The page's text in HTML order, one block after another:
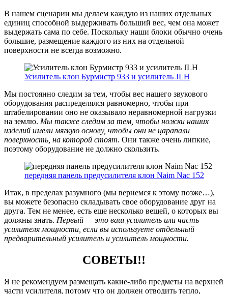
В нашем сценарии мы делаем каждую из наших отдельных
единиц способной выдерживать больший вес, чем она может
выдержать сама по себе. Поскольку наши блоки обычно очень
большие, размещение каждого из них на отдельной
поверхности не всегда возможно.
Усилитель клон Бурмистр 933 и усилитель JLH
Мы постоянно следим за тем, чтобы вес нашего звукового
оборудования распределялся равномерно, чтобы при
штабелировании оно не оказывало неравномерной нагрузки
на землю. Мы также следим за тем, чтобы ножки наших
изделий имели мягкую основу, чтобы они не царапали
поверхность, на которой стоят. Они также очень липкие,
поэтому оборудование не должно скользить.
передняя панель предусилителя клон Naim Nac 152
Итак, в пределах разумного (мы вернемся к этому позже…),
вы можете безопасно складывать свое оборудование друг на
друга. Тем не менее, есть еще несколько вещей, о которых вы
должны знать. Первый — это ваш усилитель или часть
усилителя мощности, если вы используете отдельный
предварительный усилитель и усилитель мощности.
СОВЕТЫ!!
Я не рекомендуем размещать какие-либо предметы на верхней
части усилителя, потому что он должен отводить тепло,